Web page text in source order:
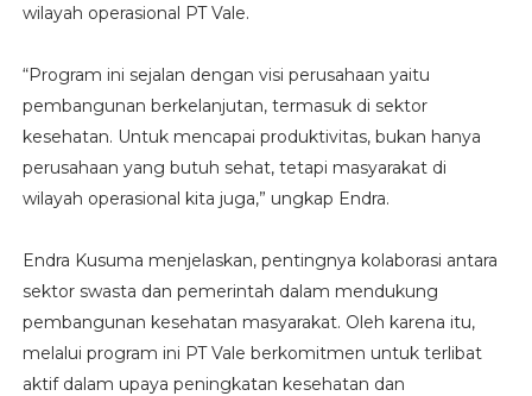
wilayah operasional PT Vale.
“Program ini sejalan dengan visi perusahaan yaitu
pembangunan berkelanjutan, termasuk di sektor
kesehatan. Untuk mencapai produktivitas, bukan hanya
perusahaan yang butuh sehat, tetapi masyarakat di
wilayah operasional kita juga,” ungkap Endra.
Endra Kusuma menjelaskan, pentingnya kolaborasi antara
sektor swasta dan pemerintah dalam mendukung
pembangunan kesehatan masyarakat. Oleh karena itu,
melalui program ini PT Vale berkomitmen untuk terlibat
aktif dalam upaya peningkatan kesehatan dan